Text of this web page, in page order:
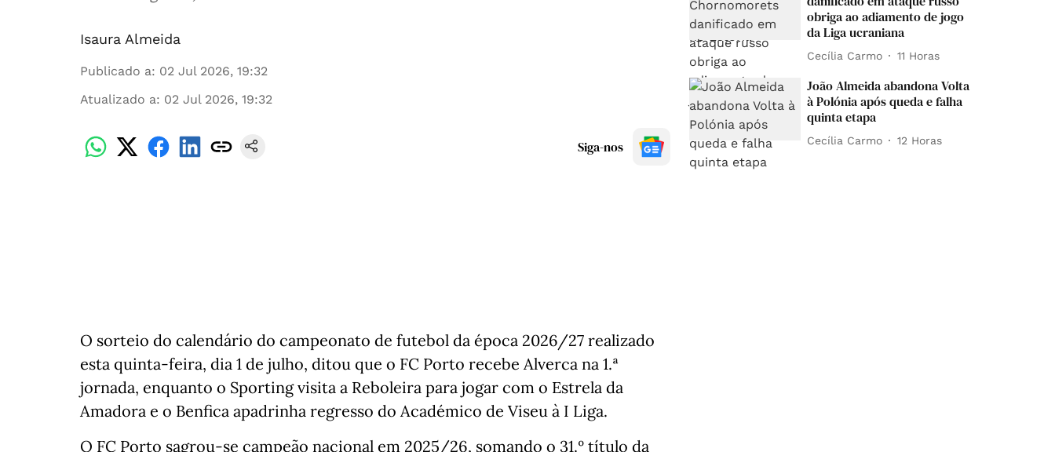
Isaura Almeida
Publicado a: 02 Jul 2026, 19:32
Atualizado a: 02 Jul 2026, 19:32
Siga-nos
O sorteio do calendário do campeonato de futebol da época 2026/27 realizado
esta quinta-feira, dia 1 de julho, ditou que o FC Porto recebe Alverca na 1.ª
jornada, enquanto o Sporting visita a Reboleira para jogar com o Estrela da
Amadora e o Benfica apadrinha regresso do Académico de Viseu à I Liga.
O FC Porto sagrou-se campeão nacional em 2025/26, somando o 31.º título da
obriga ao adiamento de jogo
da Liga ucraniana
Cecília Carmo 11 Horas
João Almeida abandona Volta
à Polónia após queda e falha
quinta etapa
Cecília Carmo 12 Horas